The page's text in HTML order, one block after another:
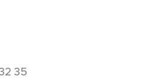
35